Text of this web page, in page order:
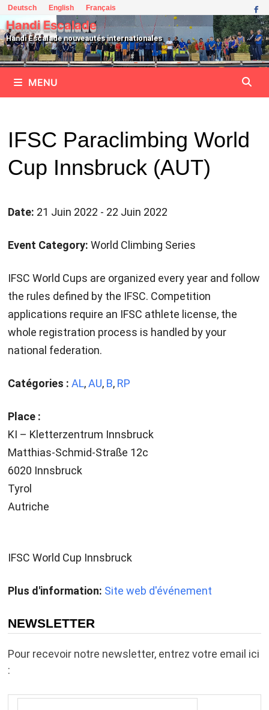
Passer
au
contenu
Deutsch English Français
Handi Escalade
Handi Escalade nouveautés internationales
MENU
IFSC Paraclimbing World
Cup Innsbruck (AUT)
Date: 21 Juin 2022 - 22 Juin 2022
Event Category: World Climbing Series
IFSC World Cups are organized every year and follow
the rules defined by the IFSC. Competition
applications require an IFSC athlete license, the
whole registration process is handled by your
national federation.
Catégories : AL,AU, B, RP
Place :
KI – Kletterzentrum Innsbruck
Matthias-Schmid-Straße 12c
6020 Innsbruck
Tyrol
Autriche
IFSC World Cup Innsbruck
Plus d'information: Site web d'événement
NEWSLETTER
Pour recevoir notre newsletter, entrez votre email ici
: